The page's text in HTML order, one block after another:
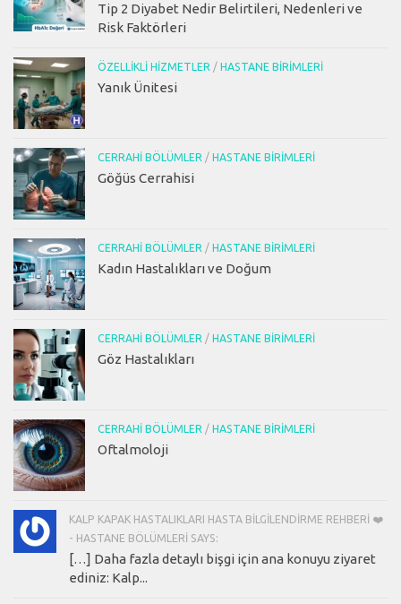
Tip 2 Diyabet Nedir Belirtileri, Nedenleri ve
Risk Faktörleri
ÖZELLIKLI HIZMETLER / HASTANE BIRIMLERI
Yanık Ünitesi
CERRAHI BÖLÜMLER / HASTANE BIRIMLERI
Göğüs Cerrahisi
CERRAHI BÖLÜMLER / HASTANE BIRIMLERI
Kadın Hastalıkları ve Doğum
CERRAHI BÖLÜMLER / HASTANE BIRIMLERI
Göz Hastalıkları
CERRAHI BÖLÜMLER / HASTANE BIRIMLERI
Oftalmoloji
KALP KAPAK HASTALIKLARI HASTA BILGILENDIRME REHBERI ❤️
- HASTANE BÖLÜMLERI SAYS:
[…] Daha fazla detaylı bişgi için ana konuyu ziyaret
ediniz: Kalp...